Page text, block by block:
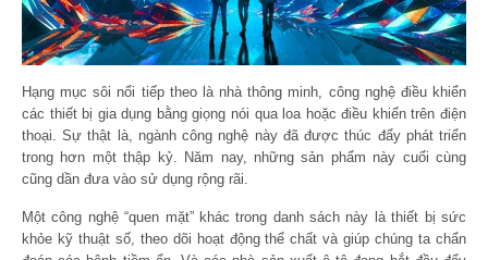
Hạng mục sôi nổi tiếp theo là nhà thông minh, công nghệ điều khiển
các thiết bị gia dụng bằng giọng nói qua loa hoặc điều khiển trên điện
thoại. Sự thật là, ngành công nghệ này đã được thúc đẩy phát triển
trong hơn một thập kỷ. Năm nay, những sản phẩm này cuối cùng
cũng dần đưa vào sử dụng rộng rãi.
Một công nghệ “quen mặt” khác trong danh sách này là thiết bị sức
khỏe kỹ thuật số, theo dõi hoạt động thể chất và giúp chúng ta chẩn